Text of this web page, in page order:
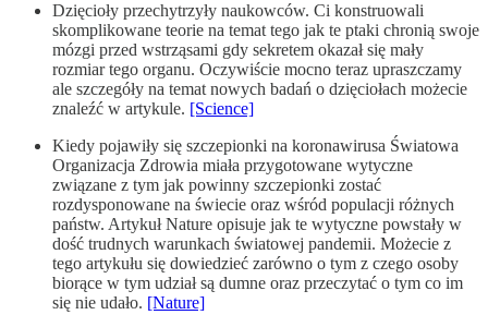
Dzięcioły przechytrzyły naukowców. Ci konstruowali
skomplikowane teorie na temat tego jak te ptaki chronią swoje
mózgi przed wstrząsami gdy sekretem okazał się mały
rozmiar tego organu. Oczywiście mocno teraz upraszczamy
ale szczegóły na temat nowych badań o dzięciołach możecie
znaleźć w artykule. [Science]
Kiedy pojawiły się szczepionki na koronawirusa Światowa
Organizacja Zdrowia miała przygotowane wytyczne
związane z tym jak powinny szczepionki zostać
rozdysponowane na świecie oraz wśród populacji różnych
państw. Artykuł Nature opisuje jak te wytyczne powstały w
dość trudnych warunkach światowej pandemii. Możecie z
tego artykułu się dowiedzieć zarówno o tym z czego osoby
biorące w tym udział są dumne oraz przeczytać o tym co im
się nie udało. [Nature]